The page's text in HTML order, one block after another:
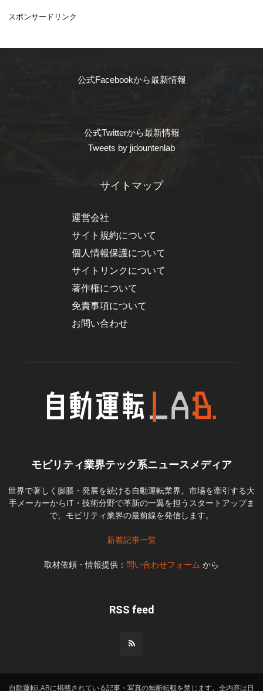
スポンサードリンク
公式Facebookから最新情報
公式Twitterから最新情報
Tweets by jidountenlab
サイトマップ
運営会社
サイト規約について
個人情報保護について
サイトリンクについて
著作権について
免責事項について
お問い合わせ
モビリティ業界テック系ニュースメディア
世界で著しく膨脹・発展を続ける自動運転業界。市場を牽引する大
手メーカーからIT・技術分野で革新の一翼を担うスタートアップま
で、モビリティ業界の最前線を発信します。
新着記事一覧
取材依頼・情報提供： 問い合わせフォーム から
RSS feed
自動運転LABに掲載されている記事・写真の無断転載を禁じます。全内容は日